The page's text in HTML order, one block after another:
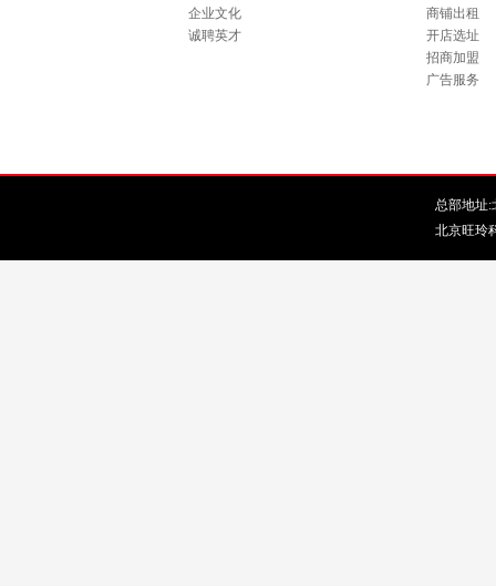
企业文化
诚聘英才
商铺出租
开店选址
招商加盟
广告服务
总部地址:
北京旺玲